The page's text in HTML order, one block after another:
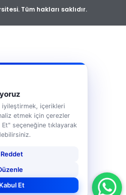
Tüm hakları saklıdır.
iyileştirmek, içerikleri
etmek için çerezler
Et" seçeneğine tıklayarak
Et